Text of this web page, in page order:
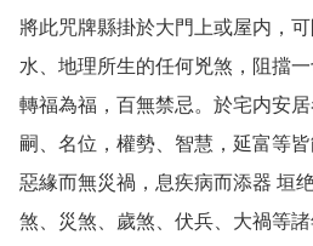
將此咒牌縣掛於大門上或屋内，
水、地理所生的任何兇煞，阻擋
轉福為福，百無禁忌。於宅内安
嗣、名位，權勢、智慧，延富等
惡緣而無災禍，息疾病而添器 垣
煞、災煞、歲煞、伏兵、大禍等諸